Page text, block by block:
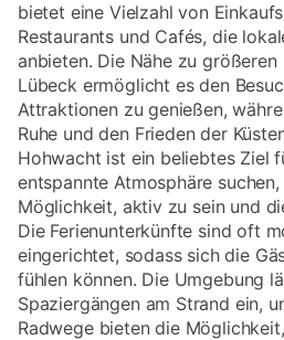
bietet eine Vielzahl von
Restaurants und Cafés, die
anbieten. Die Nähe zu
Lübeck ermöglicht es den
Attraktionen zu genießen,
Ruhe und den Frieden der
Hohwacht ist ein beliebtes Ziel
entspannte Atmosphäre
Möglichkeit, aktiv zu sein und
Die Ferienunterkünfte sind oft
eingerichtet, sodass sich die
fühlen können. Die Umgebung
Spaziergängen am Strand ein,
Radwege bieten die